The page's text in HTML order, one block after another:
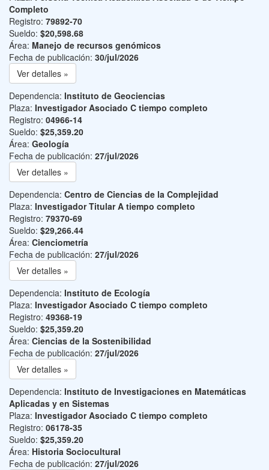
Completo
Registro: 79892-70
Sueldo: $20,598.68
Área: Manejo de recursos genómicos
Fecha de publicación: 30/jul/2026
Ver detalles »
Dependencia: Instituto de Geociencias
Plaza: Investigador Asociado C tiempo completo
Registro: 04966-14
Sueldo: $25,359.20
Área: Geología
Fecha de publicación: 27/jul/2026
Ver detalles »
Dependencia: Centro de Ciencias de la Complejidad
Plaza: Investigador Titular A tiempo completo
Registro: 79370-69
Sueldo: $29,266.44
Área: Cienciometría
Fecha de publicación: 27/jul/2026
Ver detalles »
Dependencia: Instituto de Ecología
Plaza: Investigador Asociado C tiempo completo
Registro: 49368-19
Sueldo: $25,359.20
Área: Ciencias de la Sostenibilidad
Fecha de publicación: 27/jul/2026
Ver detalles »
Dependencia: Instituto de Investigaciones en Matemáticas
Aplicadas y en Sistemas
Plaza: Investigador Asociado C tiempo completo
Registro: 06178-35
Sueldo: $25,359.20
Área: Historia Sociocultural
Fecha de publicación: 27/jul/2026